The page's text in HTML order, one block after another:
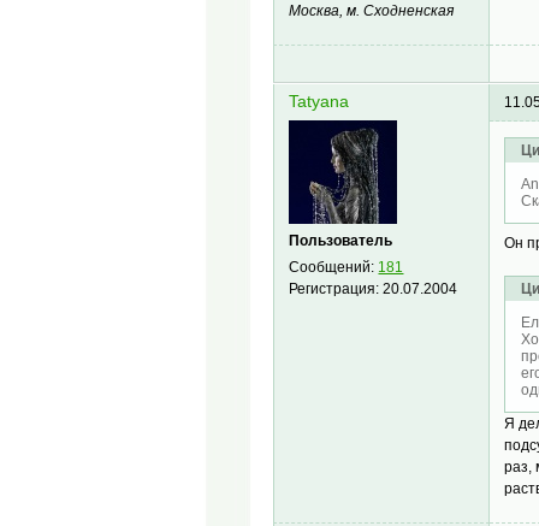
Москва, м. Сходненская
Tatyana
Пользователь
Сообщений: 181
Регистрация:20.07.2004
Он
Я
раз,